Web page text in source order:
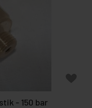
- 150 bar